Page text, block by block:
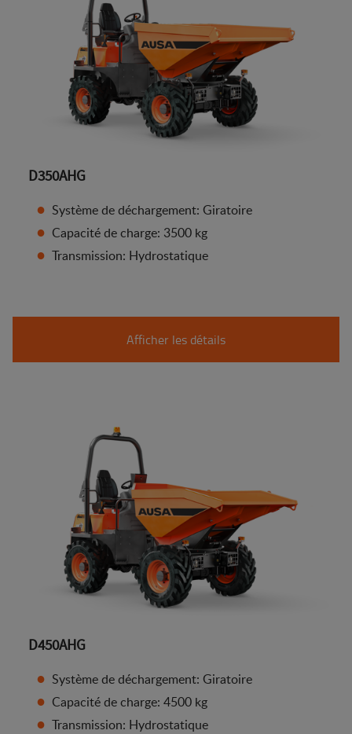
D350AHG
Système de déchargement: Giratoire
Capacité de charge: 3500 kg
Transmission: Hydrostatique
Afficher les détails
D450AHG
Système de déchargement: Giratoire
Capacité de charge: 4500 kg
Transmission: Hydrostatique